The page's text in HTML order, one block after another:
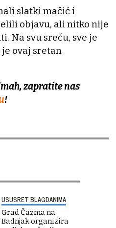
slatki mačić i
objavu, ali nitko nije
Na svu sreću, sve je
ovaj sretan
zapratite nas
!
USUSRET BLAGDANIMA
Grad Čazma na
Badnjak organizira